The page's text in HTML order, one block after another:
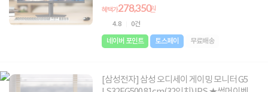
혜택가278,350원
4.8 0건
네이버 포인트 토스페이 무료배송
[삼성전자] 삼성 오디세이 게이밍 모니터 G5